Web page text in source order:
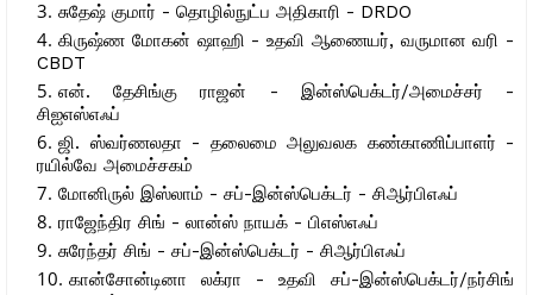
சுதேஷ் குமார் - தொழில்நுட்ப அதிகாரி - DRDO
கிருஷ்ண மோகன் ஷாஹி - உதவி ஆணையர், வருமான வரி -
CBDT
என். தேசிங்கு ராஜன் - இன்ஸ்பெக்டர்/அமைச்சர் -
சிஐஎஸ்எஃப்
ஜி. ஸ்வர்ணலதா - தலைமை அலுவலக கண்காணிப்பாளர் -
ரயில்வே அமைச்சகம்
மோனிருல் இஸ்லாம் - சப்-இன்ஸ்பெக்டர் - சிஆர்பிஎஃப்
ராஜேந்திர சிங் - லான்ஸ் நாயக் - பிஎஸ்எஃப்
சுரேந்தர் சிங் - சப்-இன்ஸ்பெக்டர் - சிஆர்பிஎஃப்
கான்சோன்டினா லக்ரா - உதவி சப்-இன்ஸ்பெக்டர்/நர்சிங்